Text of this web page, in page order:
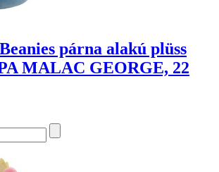
párna alakú plüss
MALAC GEORGE, 22